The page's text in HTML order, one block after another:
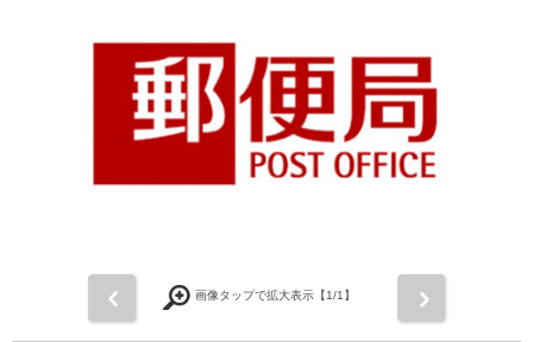
画像タップで拡大表示【1/1】